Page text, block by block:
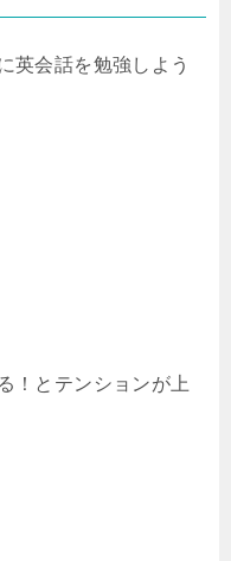
英会話を勉強しよう
！とテンションが上